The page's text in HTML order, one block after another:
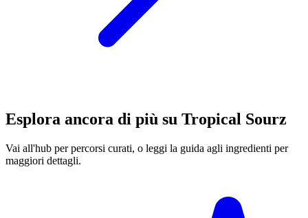
Esplora ancora di più su Tropical Sourz
Vai all'hub per percorsi curati, o leggi la guida agli ingredienti per
maggiori dettagli.